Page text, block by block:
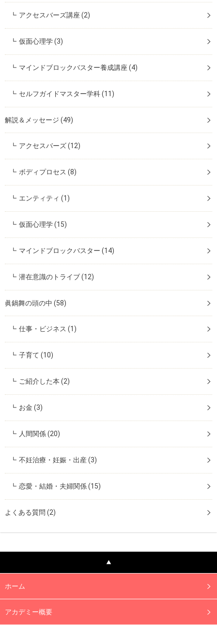
アクセスバーズ講座(2)
仮面心理学(3)
マインドブロックバスター養成講座(4)
セルフガイドマスター学科(11)
解説＆メッセージ (49)
アクセスバーズ(12)
ボディプロセス(8)
エンティティ(1)
仮面心理学(15)
マインドブロックバスター(14)
潜在意識のトライブ(12)
眞鍋舞の頭の中 (58)
仕事・ビジネス(1)
子育て(10)
ご紹介した本(2)
お金(3)
人間関係(20)
不妊治療・妊娠・出産(3)
恋愛・結婚・夫婦関係(15)
よくある質問 (2)
ホーム
アカデミー概要